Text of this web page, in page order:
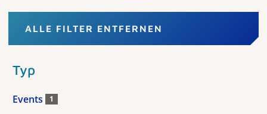
ALLE FILTER ENTFERNEN
Typ
Events 1